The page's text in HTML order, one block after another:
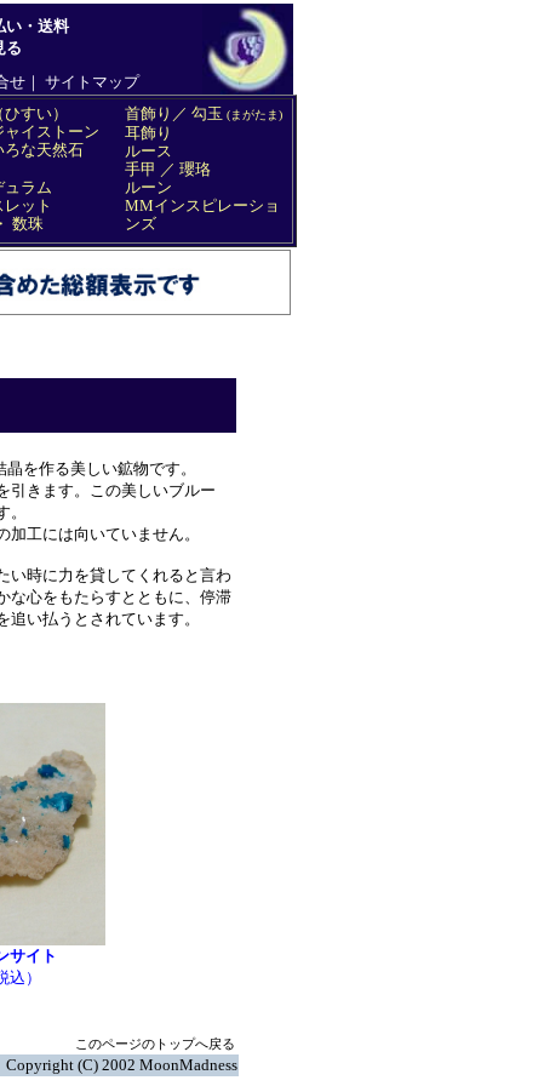
を作る美しい鉱物です。
引きます。この美しいブルー
工には向いていません。
い時に力を貸してくれると言わ
な心をもたらすとともに、停滞
い払うとされています。
サイト
）
このページのトップへ戻る
Copyright (C) 2002 MoonMadness